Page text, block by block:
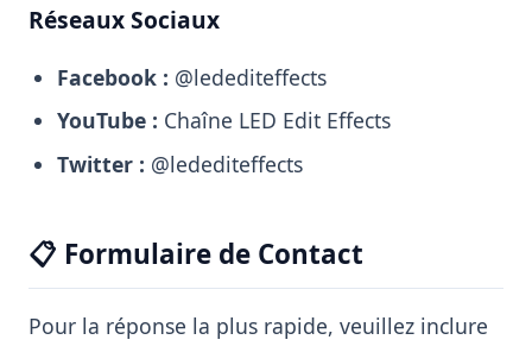
Réseaux Sociaux
Facebook : @ledediteffects
YouTube : Chaîne LED Edit Effects
Twitter : @ledediteffects
📋 Formulaire de Contact
Pour la réponse la plus rapide, veuillez inclure